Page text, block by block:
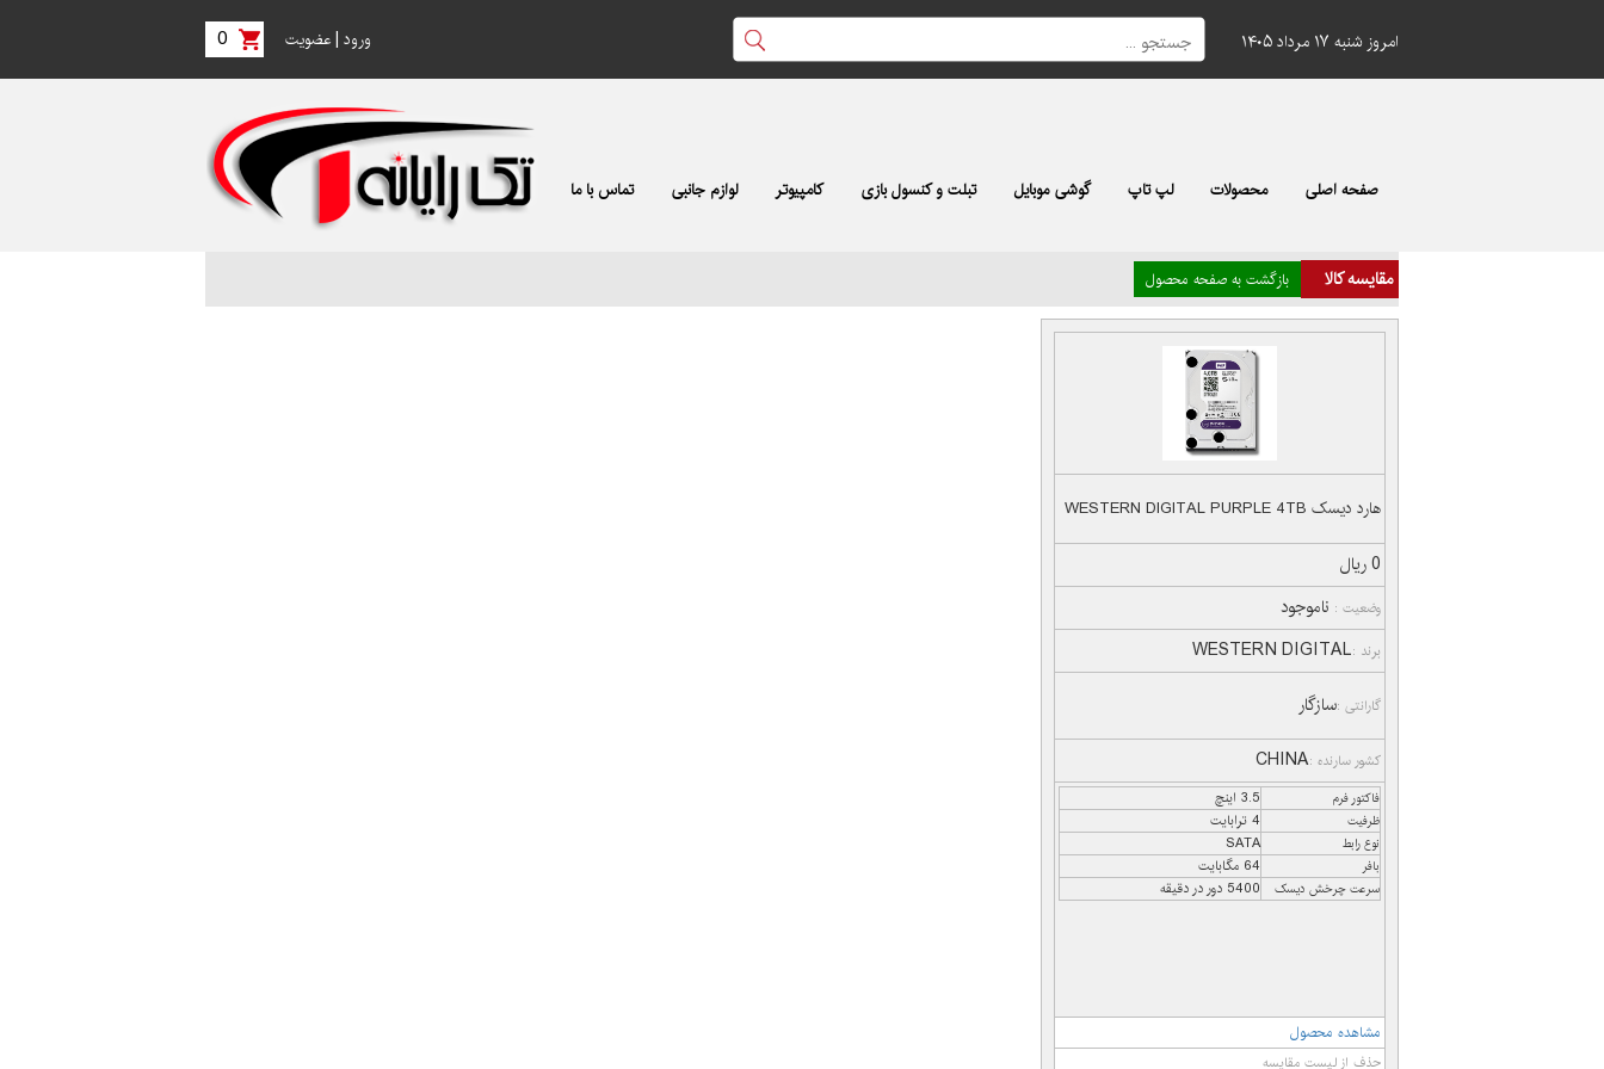
امروز شنبه ۱۷ مرداد ۱۴۰۵ 0 ورود |عضویت
صفحه اصلی محصولات لپ تاپ گوشی موبایل تبلت و کنسول بازی کامپیوتر لوازم جانبی تماس با ما
مقایسه کالا بازگشت به صفحه محصول
هارد دیسک WESTERN DIGITAL PURPLE 4TB
0 ریال
وضعیت : ناموجود
برند :WESTERN DIGITAL
گارانتی :سازگار
کشور سارنده :CHINA
فاکتور فرم 3.5 اینچ
ظرفیت 4 ترابایت
نوع رابط SATA
بافر 64 مگابایت
سرعت چرخش دیسک 5400 دور در دقیقه
مشاهده محصول
حذف از لیست مقایسه